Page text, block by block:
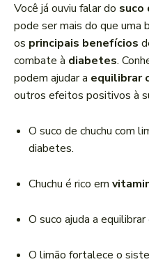
d
o
r
d
e
á
d
Você já ouviu falar do suco
pode ser mais do que uma
os principais benefícios
combate à diabetes.
podem ajudar a equilibrar
outros efeitos positivos à
O suco de chuchu com
diabetes.
Chuchu é rico em
O suco ajuda a
O limão fortalece o